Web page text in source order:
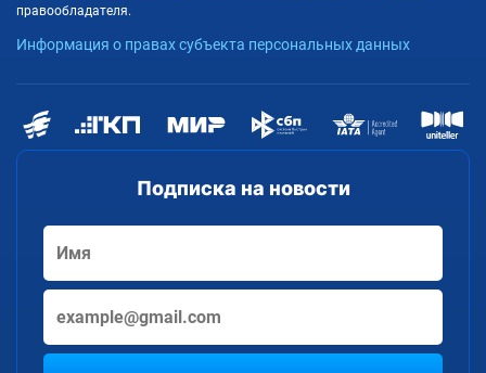
Подписка на новости
правообладателя.
Информация о правах субъекта персональных данных